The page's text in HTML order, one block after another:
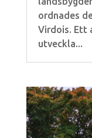
ordnades
Virdois. Ett
utveckla...